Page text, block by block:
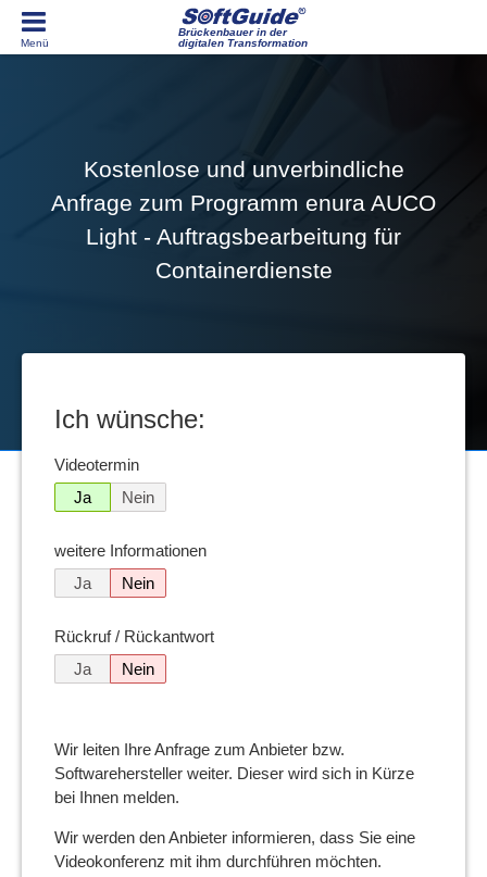
Brückenbauer in der
digitalen Transformation
Kostenlose und unverbindliche
Anfrage zum Programm enura AUCO
Light - Auftragsbearbeitung für
Containerdienste
Ich wünsche:
Videotermin
Ja
Nein
weitere Informationen
Ja
Nein
Rückruf / Rückantwort
Ja
Nein
Wir leiten Ihre Anfrage zum Anbieter bzw.
Softwarehersteller weiter. Dieser wird sich in Kürze
bei Ihnen melden.
Wir werden den Anbieter informieren, dass Sie eine
Videokonferenz mit ihm durchführen möchten.